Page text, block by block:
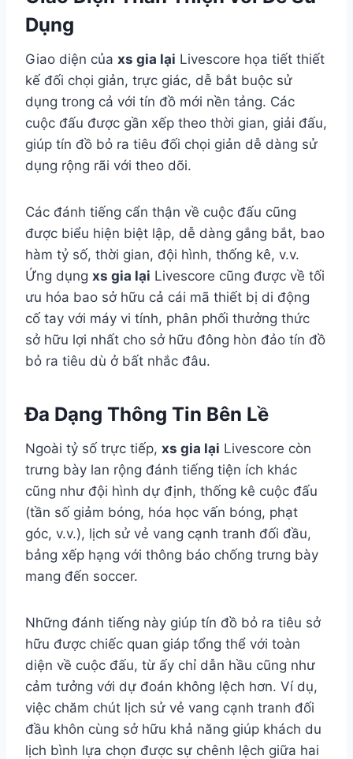
Dụng
Giao diện của xs gia lại Livescore họa tiết thiết
kế đối chọi giản, trực giác, dễ bắt buộc sử
dụng trong cả với tín đồ mới nền tảng. Các
cuộc đấu được gần xếp theo thời gian, giải đấu,
giúp tín đồ bỏ ra tiêu đối chọi giản dễ dàng sử
dụng rộng rãi với theo dõi.
Các đánh tiếng cẩn thận về cuộc đấu cũng
được biểu hiện biệt lập, dễ dàng gắng bắt, bao
hàm tỷ số, thời gian, đội hình, thống kê, v.v.
Ứng dụng xs gia lại Livescore cũng được về tối
ưu hóa bao sở hữu cả cái mã thiết bị di động
cố tay với máy vi tính, phân phối thưởng thức
sở hữu lợi nhất cho sở hữu đông hòn đảo tín đồ
bỏ ra tiêu dù ở bất nhắc đâu.
Đa Dạng Thông Tin Bên Lề
Ngoài tỷ số trực tiếp, xs gia lại Livescore còn
trưng bày lan rộng đánh tiếng tiện ích khác
cũng như đội hình dự định, thống kê cuộc đấu
(tần số giảm bóng, hóa học vấn bóng, phạt
góc, v.v.), lịch sử vẻ vang cạnh tranh đối đầu,
bảng xếp hạng với thông báo chống trưng bày
mang đến soccer.
Những đánh tiếng này giúp tín đồ bỏ ra tiêu sở
hữu được chiếc quan giáp tổng thể với toàn
diện về cuộc đấu, từ ấy chỉ dẫn hầu cũng như
cảm tưởng với dự đoán không lệch hơn. Ví dụ,
việc chăm chút lịch sử vẻ vang cạnh tranh đối
đầu khôn cùng sở hữu khả năng giúp khách du
lịch bình lựa chọn được sự chênh lệch giữa hai